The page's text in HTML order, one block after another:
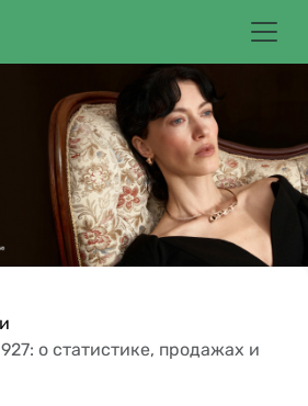
о статистике, продажах и